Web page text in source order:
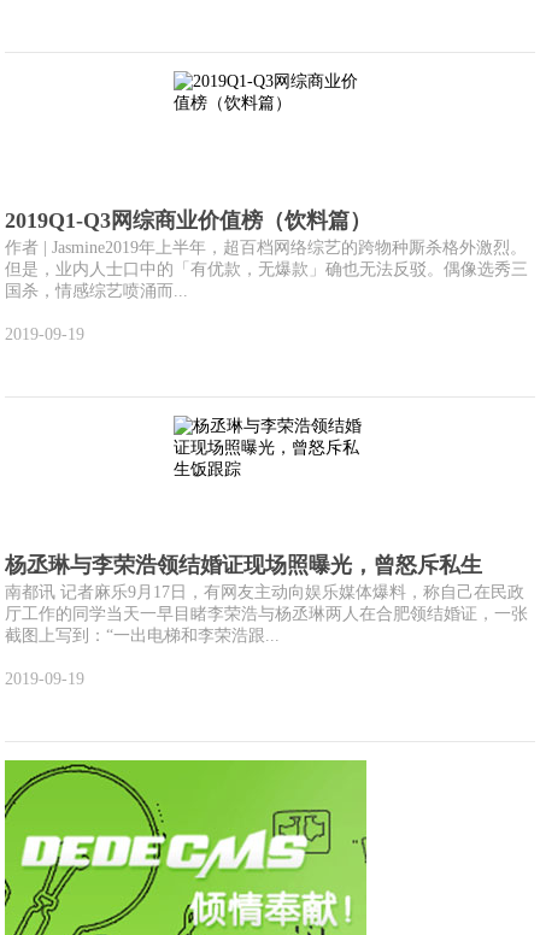
2019Q1-Q3网综商业价值榜（饮料篇）
作者 | Jasmine2019年上半年，超百档网络综艺的跨物种厮杀格外激烈。
但是，业内人士口中的「有优款，无爆款」确也无法反驳。偶像选秀三
国杀，情感综艺喷涌而...
2019-09-19
杨丞琳与李荣浩领结婚证现场照曝光，曾怒斥私生
南都讯 记者麻乐9月17日，有网友主动向娱乐媒体爆料，称自己在民政
厅工作的同学当天一早目睹李荣浩与杨丞琳两人在合肥领结婚证，一张
截图上写到：“一出电梯和李荣浩跟...
2019-09-19